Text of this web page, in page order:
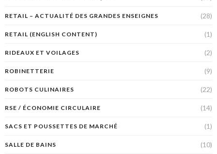
RETAIL – ACTUALITÉ DES GRANDES ENSEIGNES (28)
RETAIL (ENGLISH CONTENT) (1)
RIDEAUX ET VOILAGES (2)
ROBINETTERIE (9)
ROBOTS CULINAIRES (22)
RSE / ÉCONOMIE CIRCULAIRE (14)
SACS ET POUSSETTES DE MARCHÉ (1)
SALLE DE BAINS (10)